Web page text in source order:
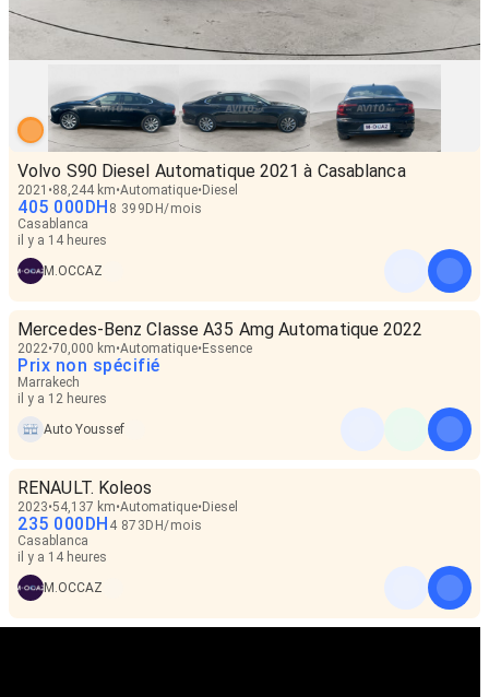
Volvo S90 Diesel Automatique 2021 à Casablanca
2021 88,244 km Automatique Diesel
405 000DH 8 399 DH/mois
Casablanca
il y a 14 heures
M.OCCAZ
Mercedes-Benz Classe A35 Amg Automatique 2022
2022 70,000 km Automatique Essence
Prix non spécifié
Marrakech
il y a 12 heures
Auto Youssef
RENAULT. Koleos
2023 54,137 km Automatique Diesel
235 000DH 4 873 DH/mois
Casablanca
il y a 14 heures
M.OCCAZ